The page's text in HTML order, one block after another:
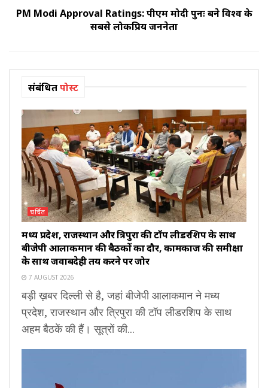
PM Modi Approval Ratings: पीएम मोदी पुनः बने विश्व के
सबसे लोकप्रिय जननेता
संबंधितपोस्ट
चर्चित
मध्य प्रदेश, राजस्थान और त्रिपुरा की टॉप लीडरशिप के साथ
बीजेपी आलाकमान की बैठकों का दौर, कामकाज की समीक्षा
के साथ जवाबदेही तय करने पर जोर
7 AUGUST 2026
बड़ी ख़बर दिल्ली से है, जहां बीजेपी आलाकमान ने मध्य
प्रदेश, राजस्थान और त्रिपुरा की टॉप लीडरशिप के साथ
अहम बैठकें की हैं। सूत्रों की...